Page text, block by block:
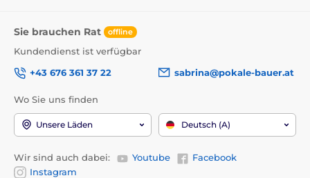
Sie brauchen Rat offline
Kundendienst ist verfügbar
+43 676 361 37 22
sabrina@pokale-bauer.at
Wo Sie uns finden
Unsere Läden Deutsch (A)
Wir sind auch dabei: Youtube
Facebook
Instagram